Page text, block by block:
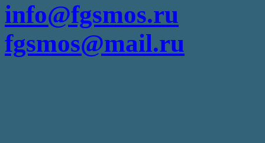
info@fgsmos.ru
fgsmos@mail.ru